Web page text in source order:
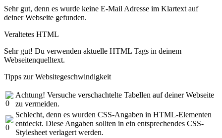
Sehr gut, denn es wurde keine E-Mail Adresse im Klartext auf
deiner Webseite gefunden.
Veraltetes HTML
Sehr gut! Du verwenden aktuelle HTML Tags in deinem
Webseitenquelltext.
Tipps zur Websitegeschwindigkeit
Achtung! Versuche verschachtelte Tabellen auf deiner Webseite
zu vermeiden.
Schlecht, denn es wurden CSS-Angaben in HTML-Elementen
entdeckt. Diese Angaben sollten in ein entsprechendes CSS-
Stylesheet verlagert werden.